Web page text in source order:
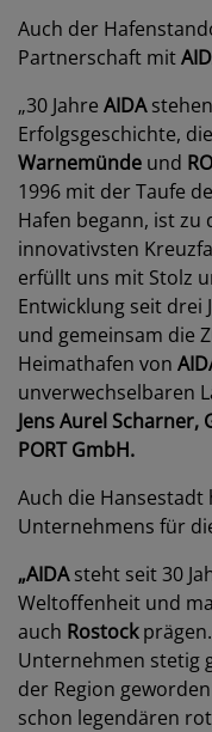
Auch der
Partnerschaft mit
„30 Jahre AIDA
Erfolgsgeschichte,
Warnemünde und
1996 mit der Taufe
Hafen begann, ist
innovativsten
erfüllt uns mit Stolz
Entwicklung seit drei
und gemeinsam die
Heimathafen von
unverwechselbaren
Jens Aurel
PORT GmbH.
Auch die
Unternehmens für
„AIDAsteht seit 30
Weltoffenheit und
auch Rostock
Unternehmen stetig
der Region
schon legendären